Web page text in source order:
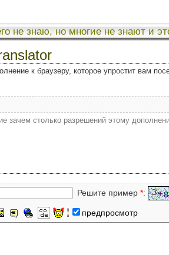
не знаю, но многие не знают и
к браузеру, которое упростит вам
зачем столько разрешений этому
Решите пример *:
предпросмотр